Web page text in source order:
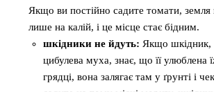
Якщо ви постійно садите томати, земля
лише на калій, і це місце стає бідним.
шкідники не йдуть: Якщо шкідник,
цибулева муха, знає, що її улюблена
грядці, вона залягає там у ґрунті і